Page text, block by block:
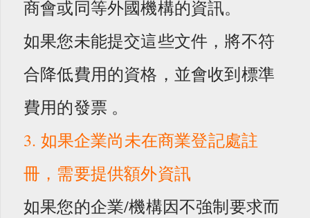
商會或同等外國機構的資訊。
如果您未能提交這些文件，將不符
合降低費用的資格，並會收到標準
費用的發票 。
3. 如果企業尚未在商業登記處註
冊，需要提供額外資訊
如果您的企業/機構因不強制要求而